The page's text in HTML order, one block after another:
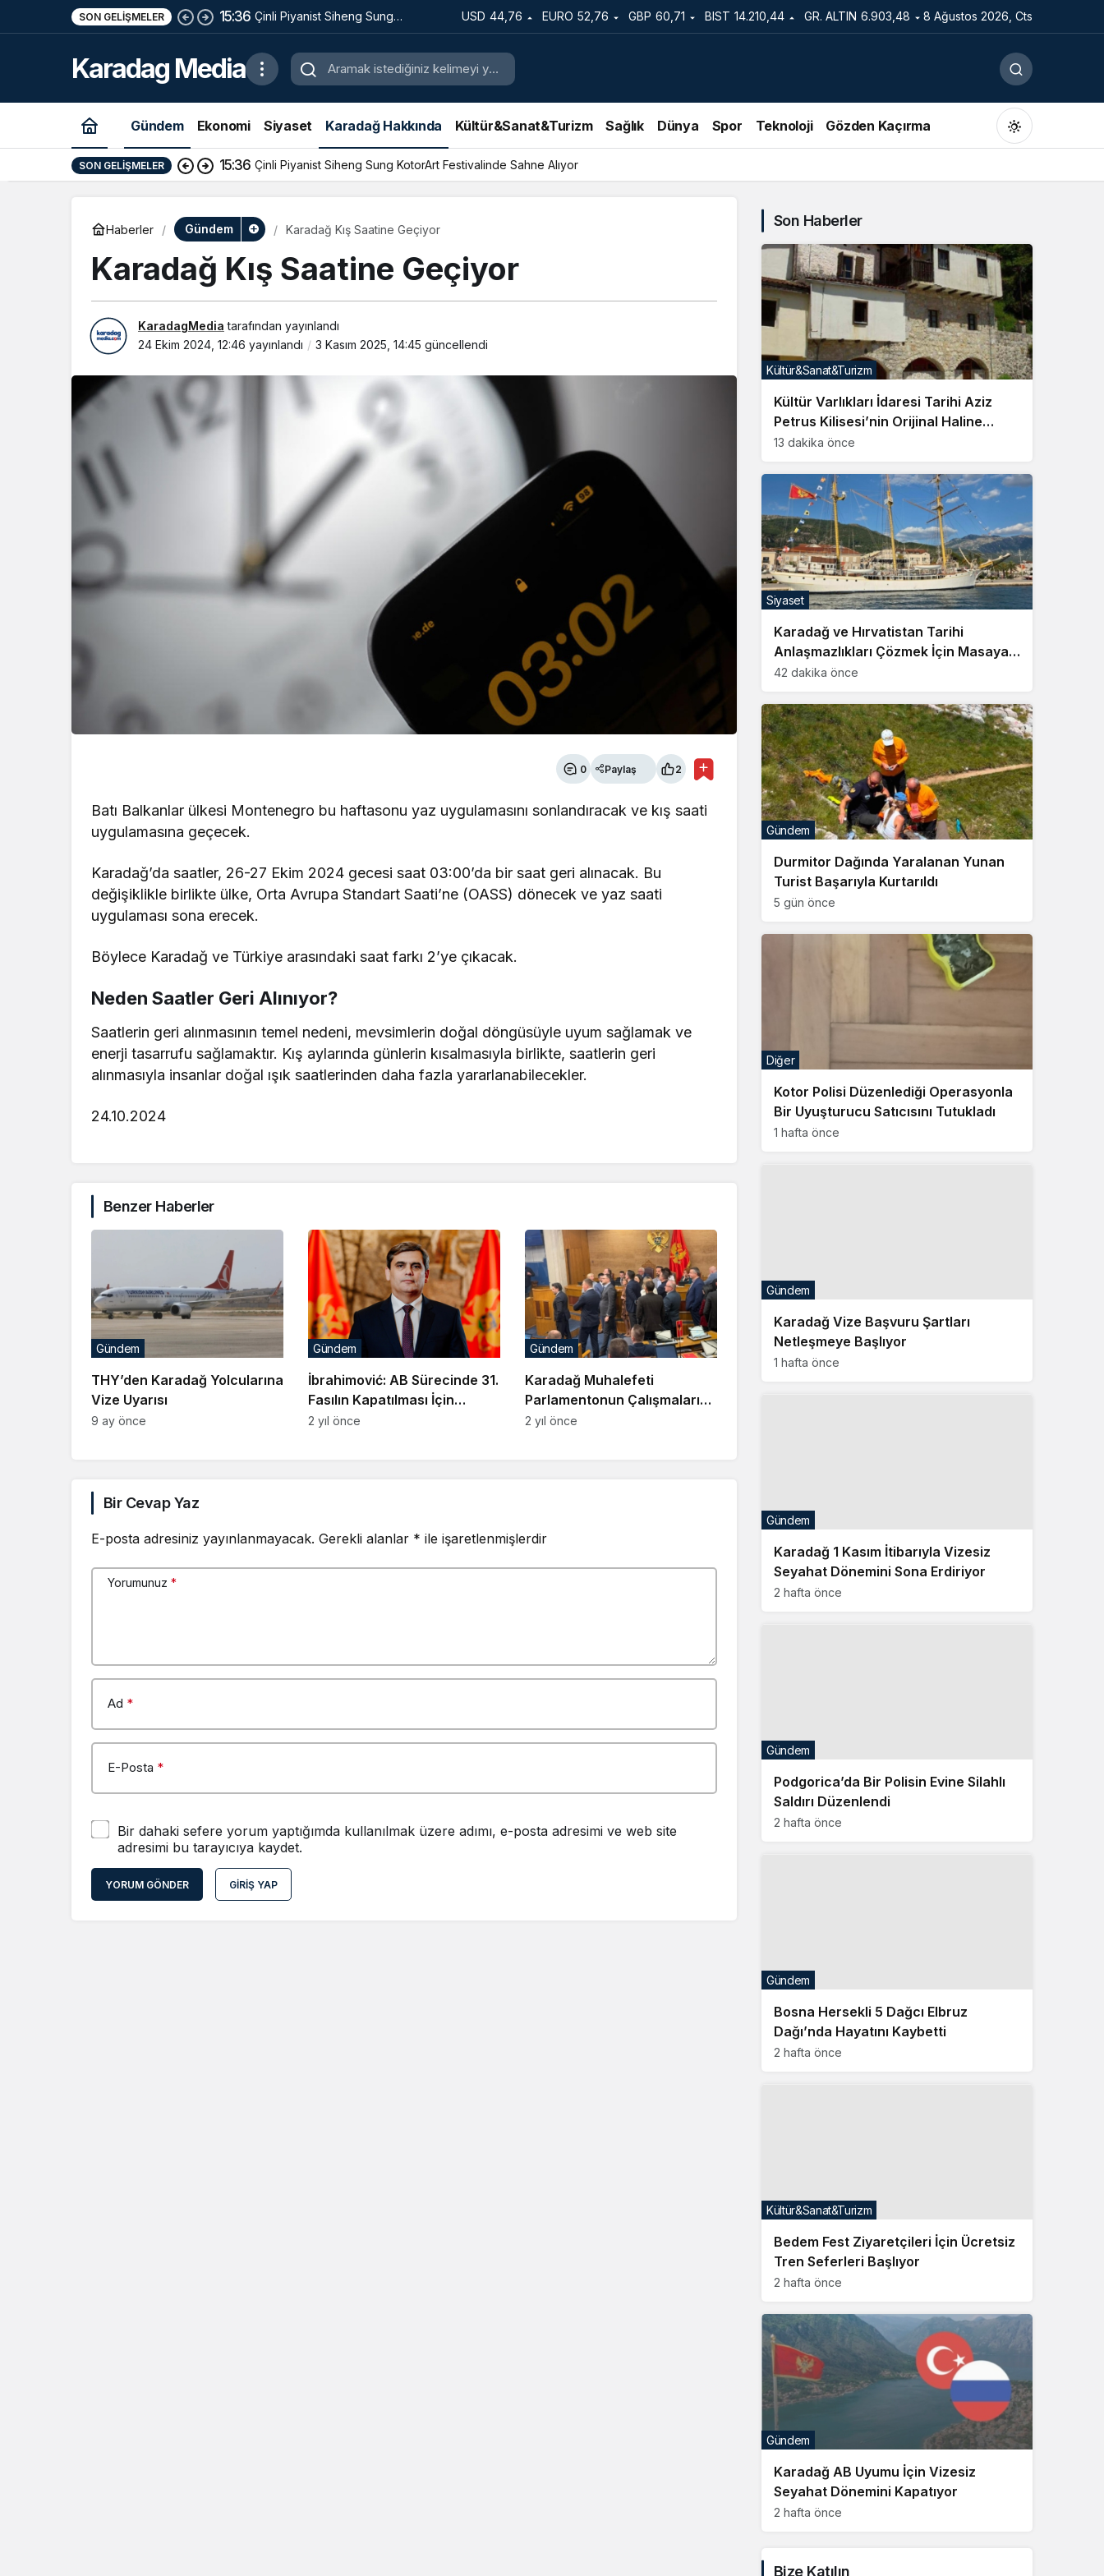
SON GELIŞMELER 15:36 Çinli Piyanist Siheng Sung
Alıyor
USD 44,76 EURO 52,76 GBP 60,71 BIST 14.210,44 GR. ALTIN 6.903,48 8 Ağustos 2026, Cts
Karadag Media
Gündem Ekonomi Siyaset Karadağ Hakkında Kültür&Sanat&Turizm Sağlık Dünya Spor Teknoloji Gözden Kaçırma
Gündüz Modu
Gündüz modunu seçin.
Gece Modu
Gece modunu seçin.
Sistem modunu seçin.
SON GELIŞMELER 15:36 Çinli Piyanist Siheng Sung KotorArt Festivalinde Sahne Alıyor
Haberler Gündem Karadağ Kış Saatine Geçiyor
Karadağ Kış Saatine Geçiyor
KaradagMedia tarafından yayınlandı
24 Ekim 2024, 12:46 yayınlandı 3 Kasım 2025, 14:45 güncellendi
0 Paylaş 2
Batı Balkanlar ülkesi Montenegro bu haftasonu yaz uygulamasını sonlandıracak ve kış saati
uygulamasına geçecek.
Karadağ’da saatler, 26-27 Ekim 2024 gecesi saat 03:00’da bir saat geri alınacak. Bu
değişiklikle birlikte ülke, Orta Avrupa Standart Saati’ne (OASS) dönecek ve yaz saati
uygulaması sona erecek.
Böylece Karadağ ve Türkiye arasındaki saat farkı 2’ye çıkacak.
Neden Saatler Geri Alınıyor?
Saatlerin geri alınmasının temel nedeni, mevsimlerin doğal döngüsüyle uyum sağlamak ve
enerji tasarrufu sağlamaktır. Kış aylarında günlerin kısalmasıyla birlikte, saatlerin geri
alınmasıyla insanlar doğal ışık saatlerinden daha fazla yararlanabilecekler.
24.10.2024
Benzer Haberler
THY’den Karadağ Yolcularına
Vize Uyarısı
Gündem
9 ay önce
İbrahimović: AB Sürecinde 31.
Fasılın Kapatılması İçin
Şartlar Hazır
Gündem
2 yıl önce
Karadağ Muhalefeti
Parlamentonun Çalışmalarını
Yeniden Engelledi
Gündem
2 yıl önce
Bir Cevap Yaz
E-posta adresiniz yayınlanmayacak. Gerekli alanlar * ile işaretlenmişlerdir
Yorumunuz *
Ad *
E-Posta *
Bir dahaki sefere yorum yaptığımda kullanılmak üzere adımı, e-posta adresimi ve web site
adresimi bu tarayıcıya kaydet.
YORUM GÖNDER GIRIŞ YAP
Son Haberler
Kültür Varlıkları İdaresi Tarihi Aziz
Petrus Kilisesi’nin Orijinal Haline
Getirilmesini Emretti
13 dakika önce
Kültür&Sanat&Turizm
Karadağ ve Hırvatistan Tarihi
Anlaşmazlıkları Çözmek İçin Masaya
Oturuyor
42 dakika önce
Siyaset
Durmitor Dağında Yaralanan Yunan
Turist Başarıyla Kurtarıldı
5 gün önce
Gündem
Kotor Polisi Düzenlediği Operasyonla
Bir Uyuşturucu Satıcısını Tutukladı
1 hafta önce
Diğer
Karadağ Vize Başvuru Şartları
Netleşmeye Başlıyor
1 hafta önce
Gündem
Karadağ AB Uyumu İçin Vizesiz
Seyahat Dönemini Kapatıyor
2 hafta önce
Gündem
Bize Katılın
Facebook Twitter